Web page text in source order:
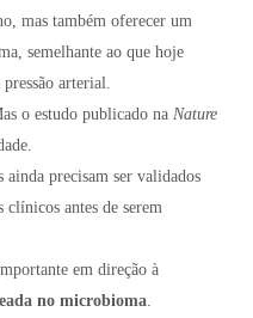
mas também oferecer um
semelhante ao que hoje
arterial.
o estudo publicado na Nature
ainda precisam ser validados
clínicos antes de serem
em direção à
no microbioma.